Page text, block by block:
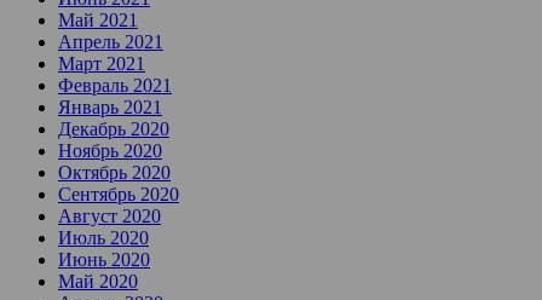
Май 2021
Апрель 2021
Март 2021
Февраль 2021
Январь 2021
Декабрь 2020
Ноябрь 2020
Октябрь 2020
Сентябрь 2020
Август 2020
Июль 2020
Июнь 2020
Май 2020